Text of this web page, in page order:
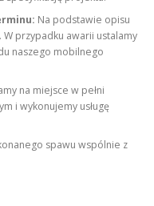
Na podstawie opisu
przypadku awarii ustalamy
naszego mobilnego
na miejsce w pełni
i wykonujemy usługę
spawu wspólnie z